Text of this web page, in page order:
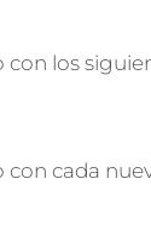
los
cada